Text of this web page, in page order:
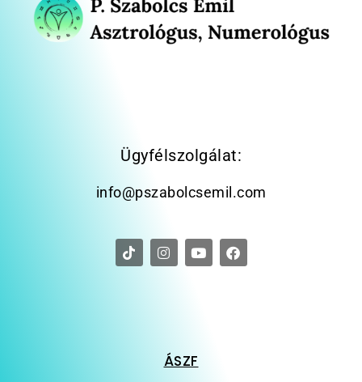
Ügyfélszolgálat:
info@pszabolcsemil.com
ÁSZF